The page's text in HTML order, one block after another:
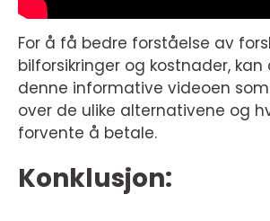
For å få bedre forståelse av
bilforsikringer og kostnader, kan
denne informative videoen
over de ulike alternativene og
forvente å betale.
Konklusjon: